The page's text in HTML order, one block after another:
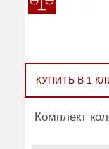
КУПИТЬ В 1
Комплект